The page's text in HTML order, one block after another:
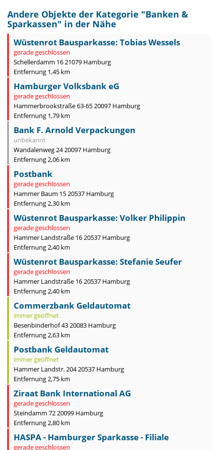
Andere Objekte der Kategorie "Banken &
Sparkassen" in der Nähe
Wüstenrot Bausparkasse: Tobias Wessels
gerade geschlossen
Schellerdamm 16 21079 Hamburg
Entfernung 1,45 km
Hamburger Volksbank eG
gerade geschlossen
Hammerbrookstraße 63-65 20097 Hamburg
Entfernung 1,79 km
Bank F. Arnold Verpackungen
unbekannt
Wandalenweg 24 20097 Hamburg
Entfernung 2,06 km
Postbank
gerade geschlossen
Hammer Baum 15 20537 Hamburg
Entfernung 2,30 km
Wüstenrot Bausparkasse: Volker Philippin
gerade geschlossen
Hammer Landstraße 16 20537 Hamburg
Entfernung 2,40 km
Wüstenrot Bausparkasse: Stefanie Seufer
gerade geschlossen
Hammer Landstraße 16 20537 Hamburg
Entfernung 2,40 km
Commerzbank Geldautomat
immer geöffnet
Besenbinderhof 43 20083 Hamburg
Entfernung 2,63 km
Postbank Geldautomat
immer geöffnet
Hammer Landstr. 204 20537 Hamburg
Entfernung 2,75 km
Ziraat Bank International AG
gerade geschlossen
Steindamm 72 20099 Hamburg
Entfernung 2,80 km
HASPA - Hamburger Sparkasse - Filiale
gerade geschlossen